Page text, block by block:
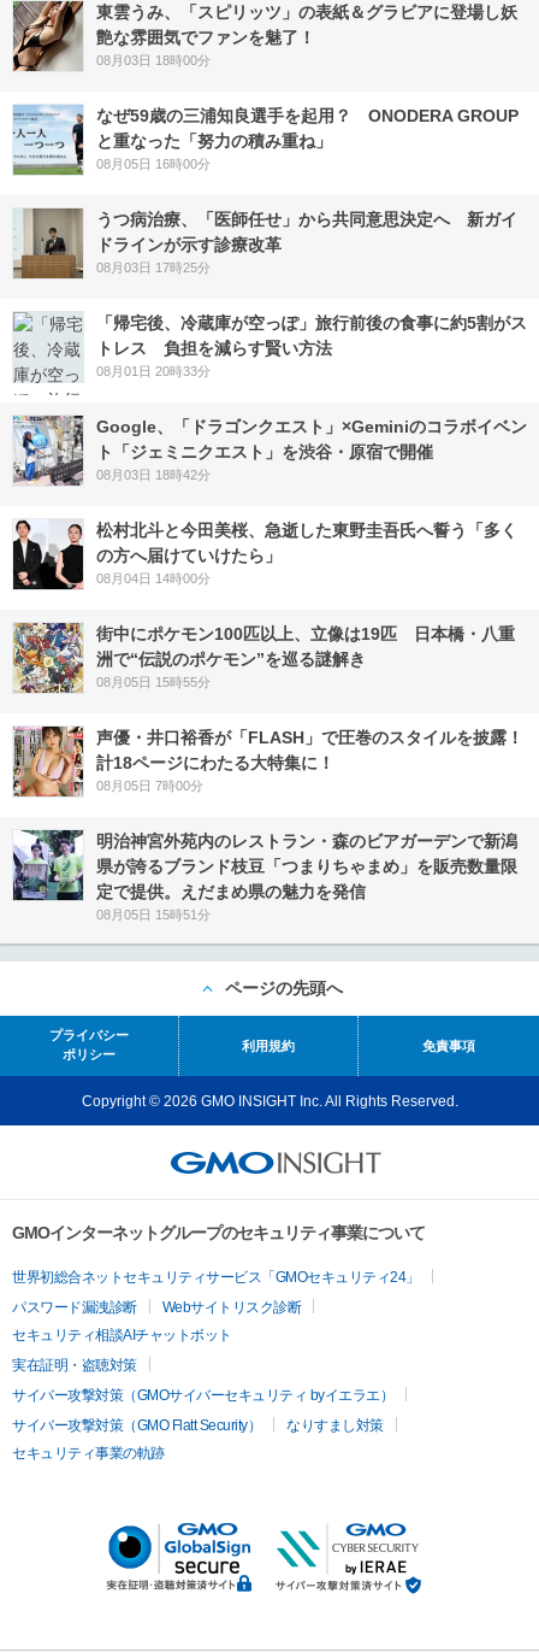
東雲うみ、「スピリッツ」の表紙＆グラビアに登場し妖
艶な雰囲気でファンを魅了！
08月03日 18時00分
なぜ59歳の三浦知良選手を起用？ ONODERA GROUP
と重なった「努力の積み重ね」
08月05日 16時00分
うつ病治療、「医師任せ」から共同意思決定へ 新ガイ
ドラインが示す診療改革
08月03日 17時25分
「帰宅後、冷蔵庫が空っぽ」旅行前後の食事に約5割がス
トレス 負担を減らす賢い方法
08月01日 20時33分
Google、「ドラゴンクエスト」×Geminiのコラボイベン
ト「ジェミニクエスト」を渋谷・原宿で開催
08月03日 18時42分
松村北斗と今田美桜、急逝した東野圭吾氏へ誓う「多く
の方へ届けていけたら」
08月04日 14時00分
街中にポケモン100匹以上、立像は19匹 日本橋・八重
洲で“伝説のポケモン”を巡る謎解き
08月05日 15時55分
声優・井口裕香が「FLASH」で圧巻のスタイルを披露！
計18ページにわたる大特集に！
08月05日 7時00分
明治神宮外苑内のレストラン・森のビアガーデンで新潟
県が誇るブランド枝豆「つまりちゃまめ」を販売数量限
定で提供。えだまめ県の魅力を発信
08月05日 15時51分
ページの先頭へ
プライバシー
ポリシー
利用規約 免責事項
Copyright © 2026 GMO INSIGHT Inc. All Rights Reserved.
GMOインターネットグループのセキュリティ事業について
世界初総合ネットセキュリティサービス「GMOセキュリティ24」
パスワード漏洩診断
Webサイトリスク診断
セキュリティ相談AIチャットボット
実在証明・盗聴対策
サイバー攻撃対策（GMOサイバーセキュリティ byイエラエ）
サイバー攻撃対策（GMO Flatt Security）
なりすまし対策
セキュリティ事業の軌跡